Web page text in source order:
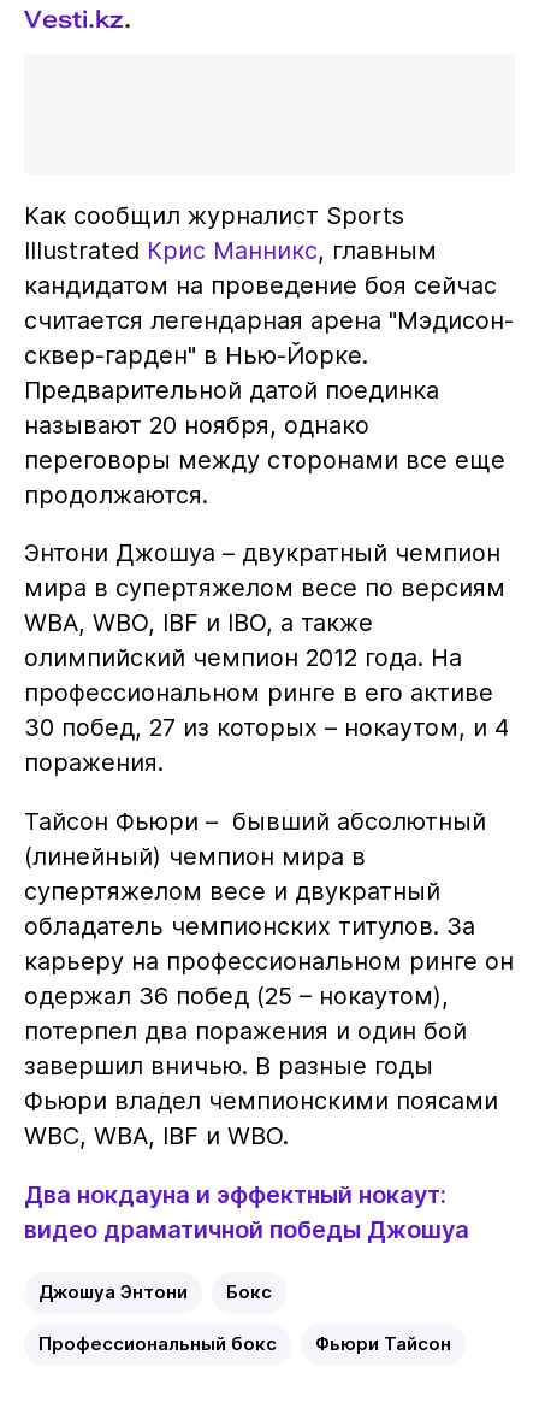
Vesti.kz.
Как сообщил журналист Sports
Illustrated Крис Манникс, главным
кандидатом на проведение боя сейчас
считается легендарная арена "Мэдисон-
сквер-гарден" в Нью-Йорке.
Предварительной датой поединка
называют 20 ноября, однако
переговоры между сторонами все еще
продолжаются.
Энтони Джошуа – двукратный чемпион
мира в супертяжелом весе по версиям
WBA, WBO, IBF и IBO, а также
олимпийский чемпион 2012 года. На
профессиональном ринге в его активе
30 побед, 27 из которых – нокаутом, и 4
поражения.
Тайсон Фьюри – бывший абсолютный
(линейный) чемпион мира в
супертяжелом весе и двукратный
обладатель чемпионских титулов. За
карьеру на профессиональном ринге он
одержал 36 побед (25 – нокаутом),
потерпел два поражения и один бой
завершил вничью. В разные годы
Фьюри владел чемпионскими поясами
WBC, WBA, IBF и WBO.
Два нокдауна и эффектный нокаут:
видео драматичной победы Джошуа
Джошуа Энтони Бокс
Профессиональный бокс Фьюри Тайсон